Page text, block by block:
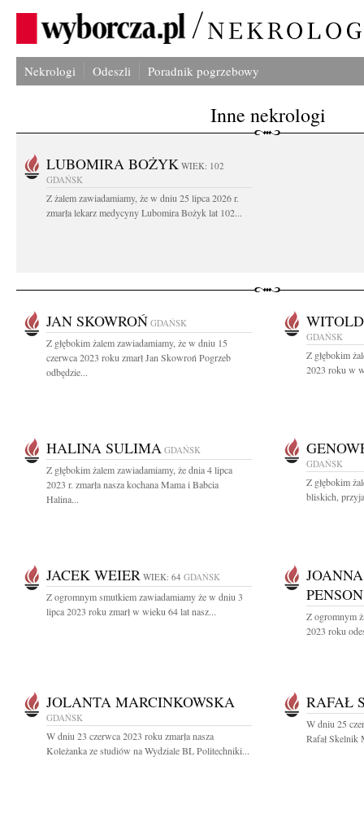
Nekrologi Odeszli Poradnik pogrzebowy
Inne nekrologi
LUBOMIRA BOŻYK WIEK: 102
GDAŃSK
Z żalem zawiadamiamy, że w dniu 25 lipca 2026 r.
zmarła lekarz medycyny Lubomira Bożyk lat 102...
JAN SKOWROŃ GDAŃSK
Z głębokim żalem zawiadamiamy, że w dniu 15
czerwca 2023 roku zmarł Jan Skowroń Pogrzeb
odbędzie...
GDAŃSK
Z głębokim
2023 roku w
HALINA SULIMA GDAŃSK
Z głębokim żalem zawiadamiamy, że dnia 4 lipca
2023 r. zmarła nasza kochana Mama i Babcia
Halina...
GDAŃSK
Z głębokim
bliskich,
JACEK WEIER WIEK: 64 GDAŃSK
Z ogromnym smutkiem zawiadamiamy że w dniu 3
lipca 2023 roku zmarł w wieku 64 lat nasz...
PENSON
Z ogromnym
2023 roku
JOLANTA MARCINKOWSKA
GDAŃSK
W dniu 23 czerwca 2023 roku zmarła nasza
Koleżanka ze studiów na Wydziale BL Politechniki...
RAFAŁ
W dniu 25
Rafał Skelnik